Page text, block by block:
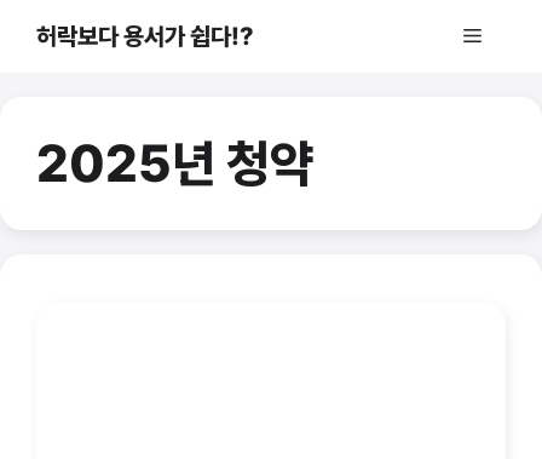
허락보다 용서가 쉽다!? 메
2025년 청약